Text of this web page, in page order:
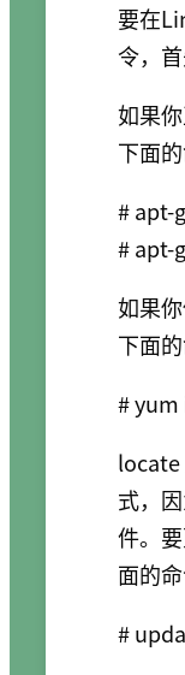
要在
令，
如果
下面
# apt-
如果
下面
locate
式，
件。
面的命